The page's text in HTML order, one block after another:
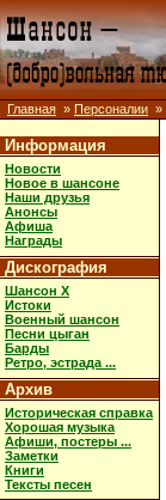
Главная » Персоналии »
Информация
Новости
Новое в шансоне
Наши друзья
Анонсы
Афиша
Награды
Дискография
Шансон X
Истоки
Военный шансон
Песни цыган
Барды
Ретро, эстрада ...
Архив
Историческая справка
Хорошая музыка
Афиши, постеры ...
Заметки
Книги
Тексты песен